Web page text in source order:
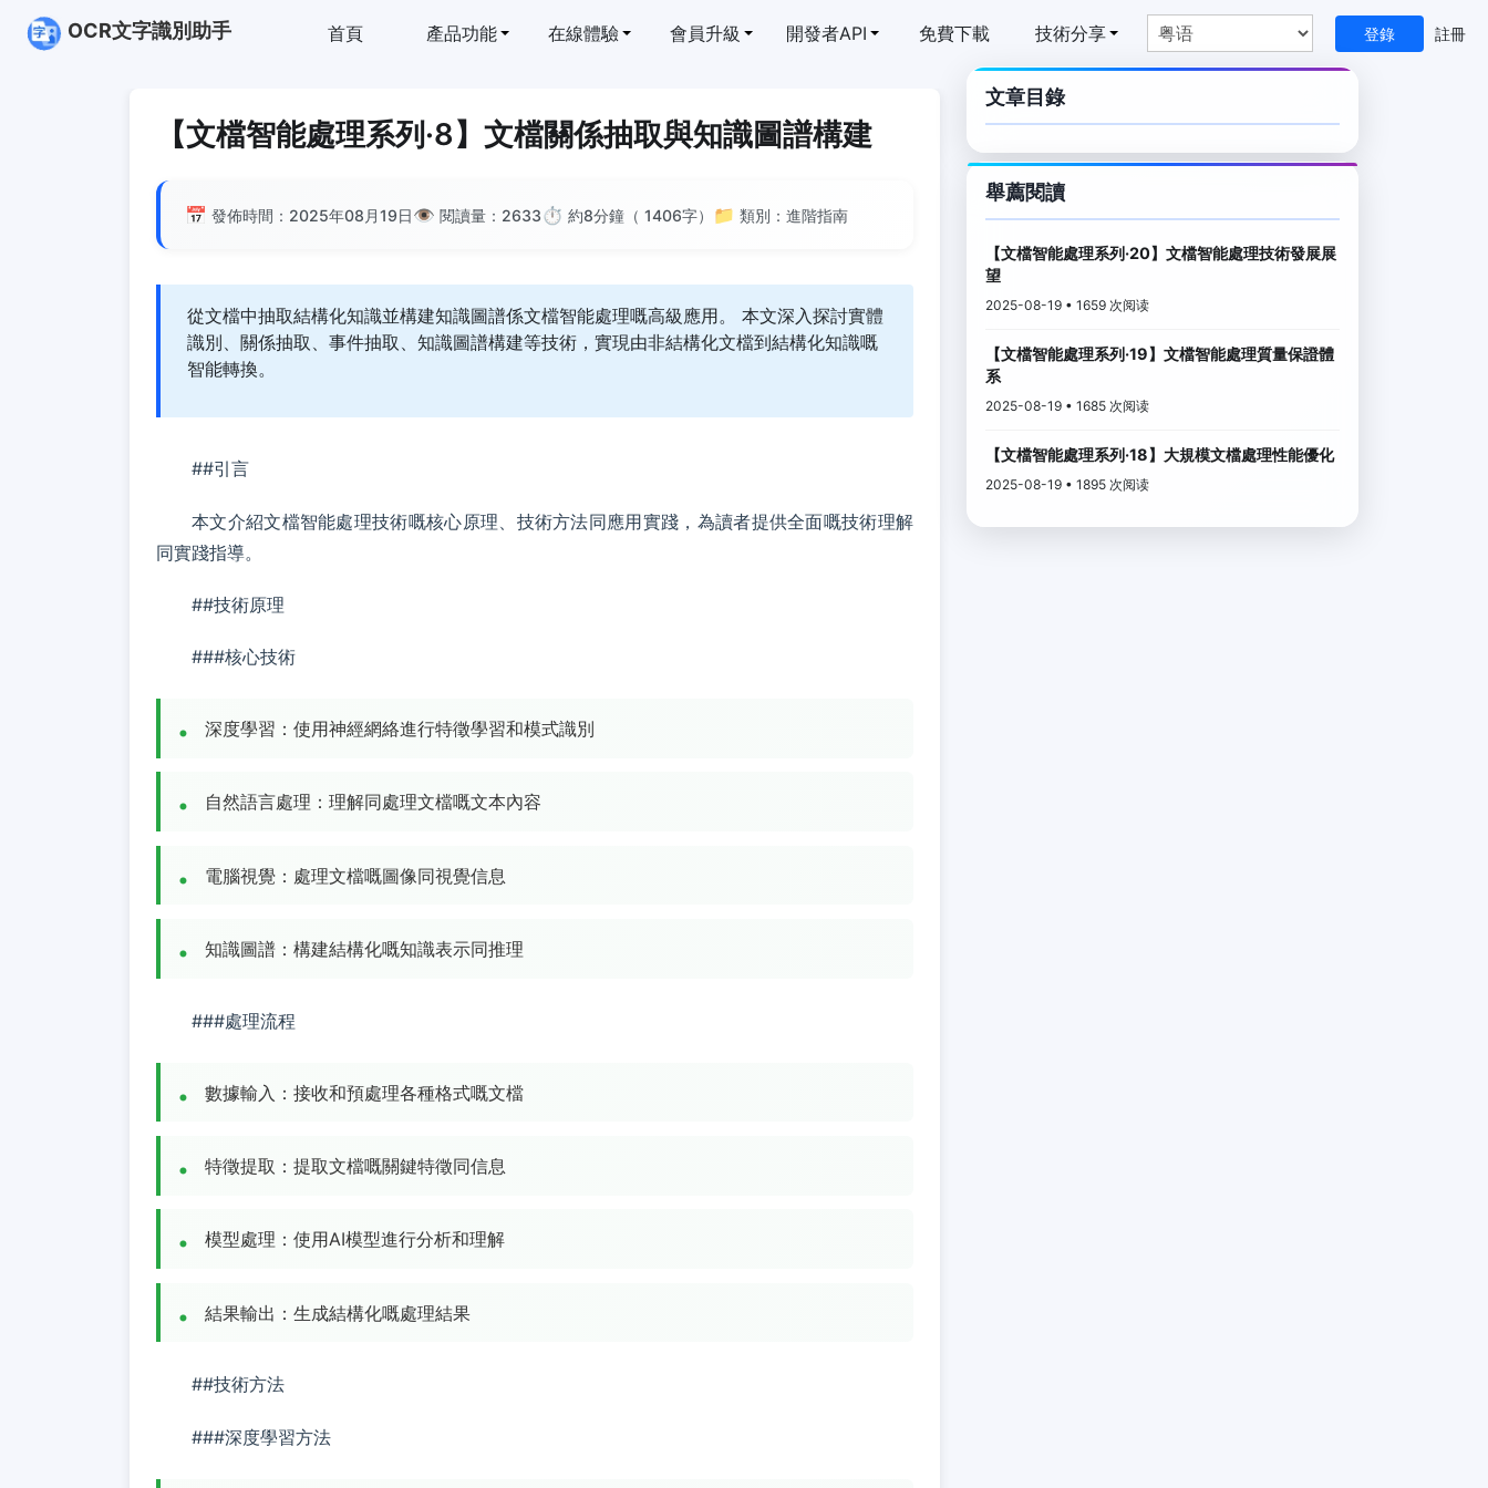
OCR文字識別助手 首頁 產品功能 在線體驗 會員升級 開發者API 免費下載 技術分享 幫助中心 登錄 註冊
【文檔智能處理系列·8】文檔關係抽取與知識圖譜構建
📅 發佈時間：2025年08月19日👁️ 閱讀量： 2633⏱️ 約8分鐘（ 1406字） 📁 類別：進階指南
從文檔中抽取結構化知識並構建知識圖譜係文檔智能處理嘅高級應用。 本文深入探討實體
識別、關係抽取、事件抽取、知識圖譜構建等技術，實現由非結構化文檔到結構化知識嘅
智能轉換。
##引言
本文介紹文檔智能處理技術嘅核心原理、技術方法同應用實踐，為讀者提供全面嘅技術理解
同實踐指導。
##技術原理
###核心技術
深度學習：使用神經網絡進行特徵學習和模式識別
自然語言處理：理解同處理文檔嘅文本內容
電腦視覺：處理文檔嘅圖像同視覺信息
知識圖譜：構建結構化嘅知識表示同推理
###處理流程
數據輸入：接收和預處理各種格式嘅文檔
特徵提取：提取文檔嘅關鍵特徵同信息
模型處理：使用AI模型進行分析和理解
結果輸出：生成結構化嘅處理結果
##技術方法
###深度學習方法
文章目錄
舉薦閱讀
【文檔智能處理系列·20】文檔智能處理技術發展展
望
2025-08-19 • 1659 次阅读
【文檔智能處理系列·19】文檔智能處理質量保證體
系
2025-08-19 • 1685 次阅读
【文檔智能處理系列·18】大規模文檔處理性能優化
2025-08-19 • 1895 次阅读